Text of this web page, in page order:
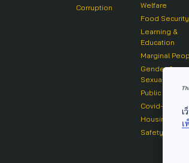
Corruption
Welfare
Food Security
Learning &
Education
Marginal
Gender &
Sexuality
Public Health
Covid-19
Housing
Safety
เ
เ